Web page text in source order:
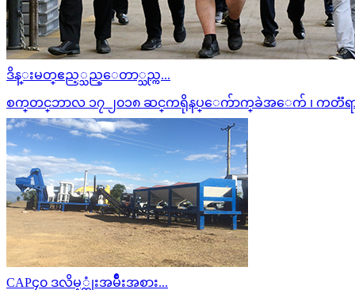
ဒိန္း​မတ္​ဧည့္သည္ေတာ္သည္က...
စက္​တင္​ဘာ​လ ၁၇ ၂၀၁၈ ဆင္​က​ရို​နပ္ေက်ာက္​ခဲ​အ​ေက် ၊ ကတၱရ
CAP၄၀ ဒလိမ့္တုံးအမ်ဳိးအစား...